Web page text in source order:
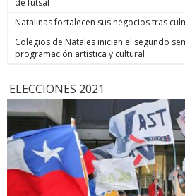
de futsal
Natalinas fortalecen sus negocios tras
Colegios de Natales inician el segundo
programación artística y cultural
ELECCIONES 2021